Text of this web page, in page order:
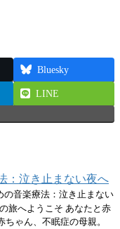
Bluesky
LINE
：泣き止まない夜へ
の音楽療法：泣き止まない
旅へようこそ あなたと赤
ゃん、不眠症の母親。